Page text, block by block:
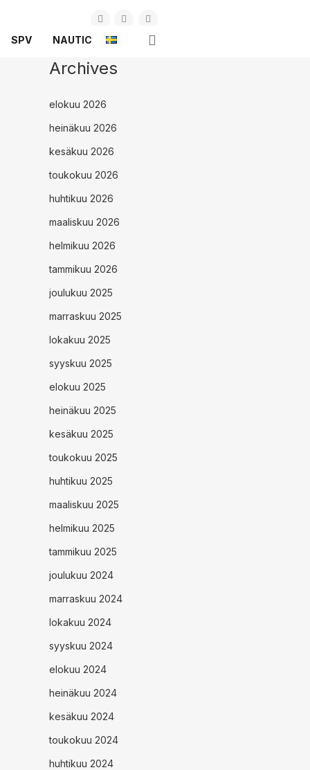
SPV NAUTIC
Archives
elokuu 2026
heinäkuu 2026
kesäkuu 2026
toukokuu 2026
huhtikuu 2026
maaliskuu 2026
helmikuu 2026
tammikuu 2026
joulukuu 2025
marraskuu 2025
lokakuu 2025
syyskuu 2025
elokuu 2025
heinäkuu 2025
kesäkuu 2025
toukokuu 2025
huhtikuu 2025
maaliskuu 2025
helmikuu 2025
tammikuu 2025
joulukuu 2024
marraskuu 2024
lokakuu 2024
syyskuu 2024
elokuu 2024
heinäkuu 2024
kesäkuu 2024
toukokuu 2024
huhtikuu 2024